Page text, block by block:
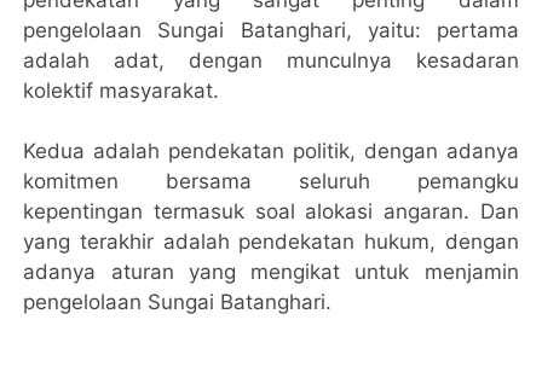
pengelolaan Sungai Batanghari, yaitu: pertama
adalah adat, dengan munculnya kesadaran
kolektif masyarakat.
Kedua adalah pendekatan politik, dengan adanya
komitmen bersama seluruh pemangku
kepentingan termasuk soal alokasi angaran. Dan
yang terakhir adalah pendekatan hukum, dengan
adanya aturan yang mengikat untuk menjamin
pengelolaan Sungai Batanghari.